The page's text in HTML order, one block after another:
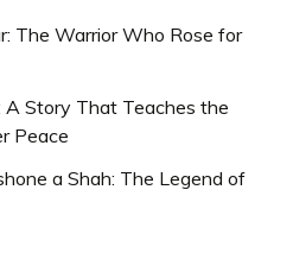
The Warrior Who Rose for
A Story That Teaches the
Peace
a Shah: The Legend of